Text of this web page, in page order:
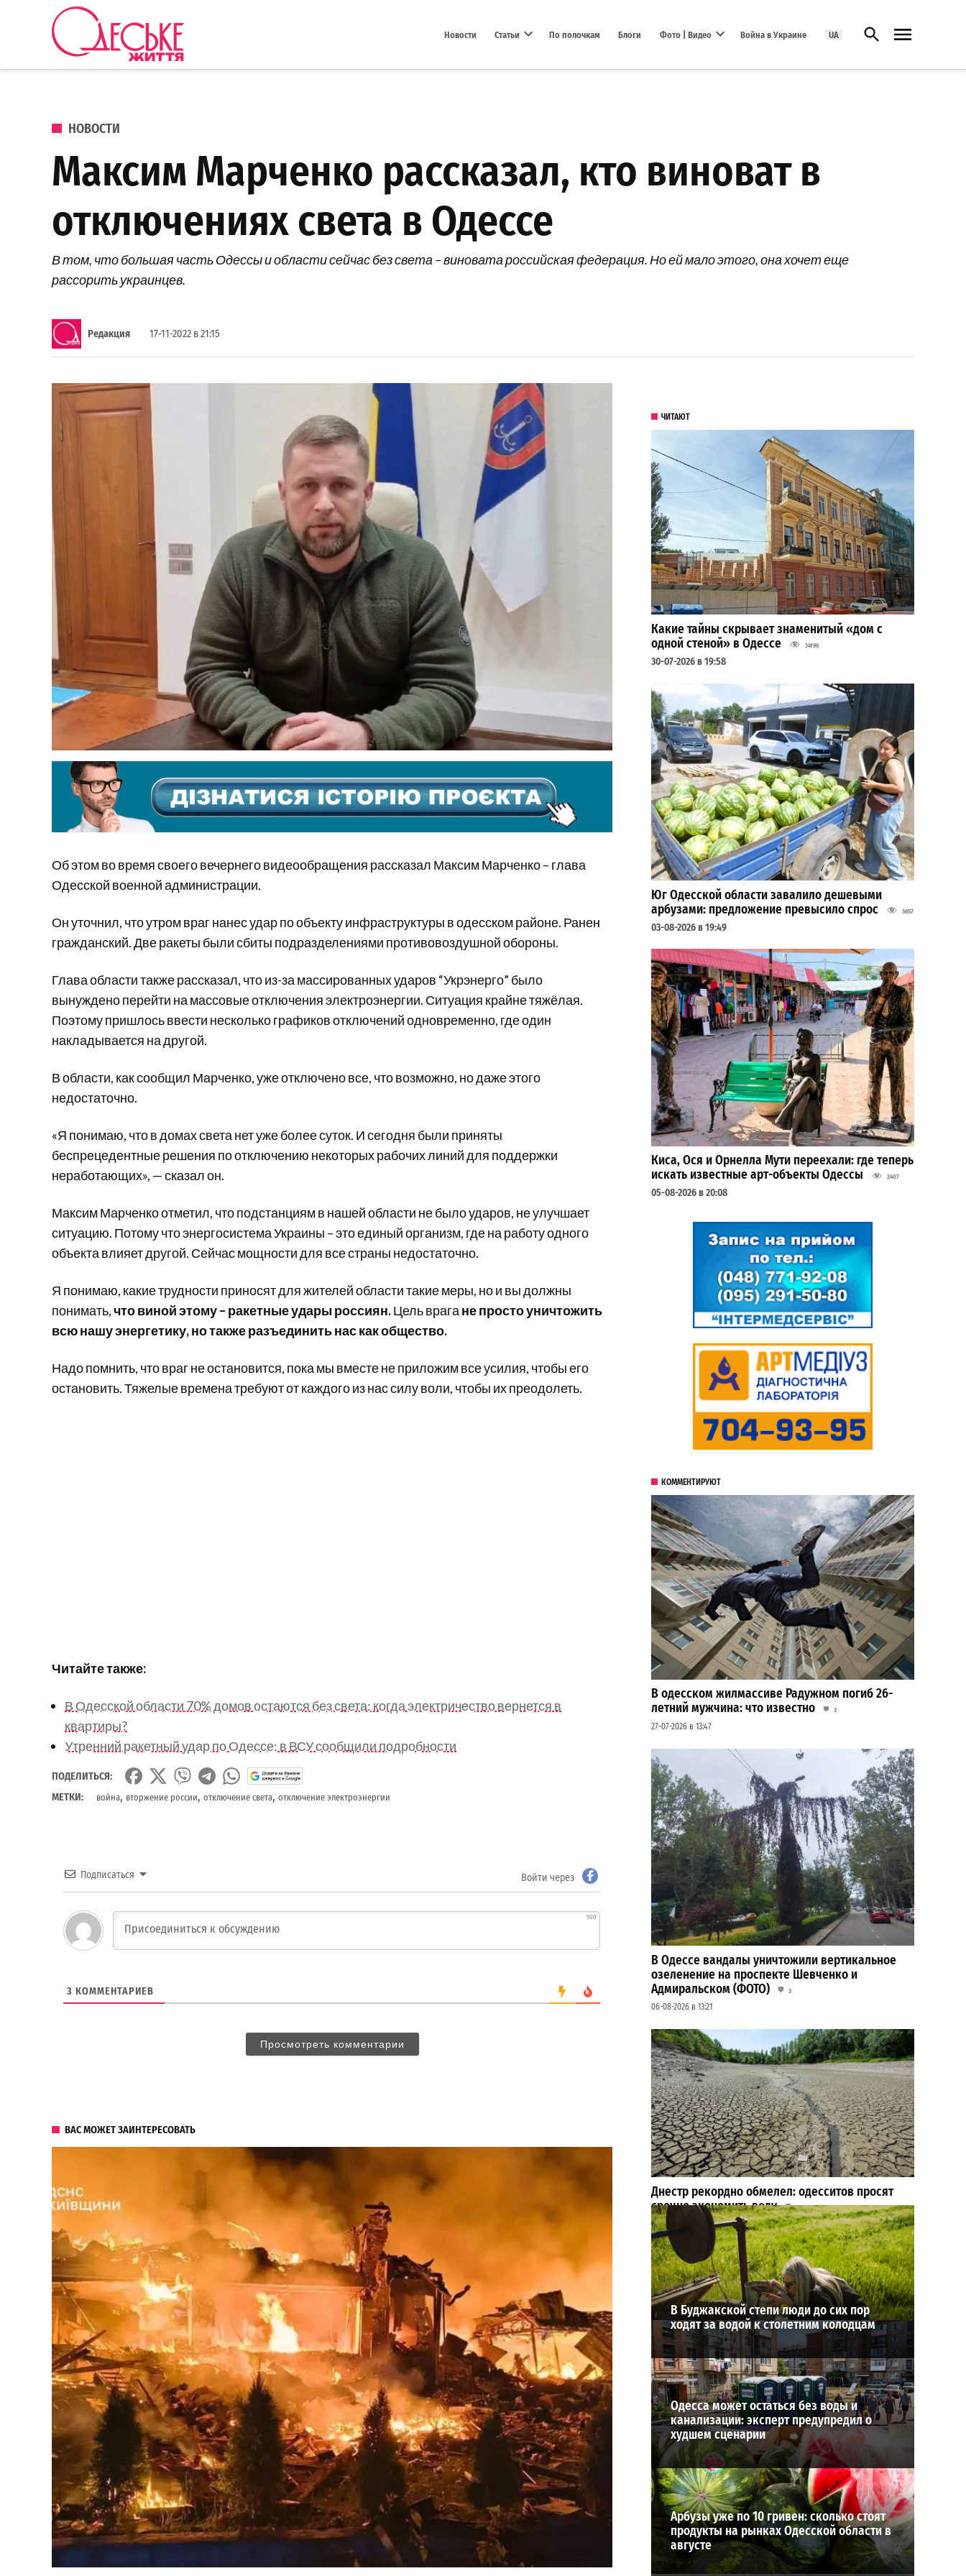
Перейти к содержанию
Новости Статьи По полочкам Блоги Фото | Видео Война в Украине UA Открыть поиск
ОПУБЛИКОВАНО В
НОВОСТИ
Максим Марченко рассказал, кто виноват в
отключениях света в Одессе
В том, что большая часть Одессы и области сейчас без света – виновата российская федерация. Но ей мало этого, она хочет еще
рассорить украинцев.
Редакция 17-11-2022 в 21:15
Об этом во время своего вечернего видеообращения рассказал Максим Марченко – глава
Одесской военной администрации.
Он уточнил, что утром враг нанес удар по объекту инфраструктуры в одесском районе. Ранен
гражданский. Две ракеты были сбиты подразделениями противовоздушной обороны.
Глава области также рассказал, что из-за массированных ударов “Укрэнерго” было
вынуждено перейти на массовые отключения электроэнергии. Ситуация крайне тяжёлая.
Поэтому пришлось ввести несколько графиков отключений одновременно, где один
накладывается на другой.
В области, как сообщил Марченко, уже отключено все, что возможно, но даже этого
недостаточно.
«Я понимаю, что в домах света нет уже более суток. И сегодня были приняты
беспрецедентные решения по отключению некоторых рабочих линий для поддержки
неработающих», — сказал он.
Максим Марченко отметил, что подстанциям в нашей области не было ударов, не улучшает
ситуацию. Потому что энергосистема Украины – это единый организм, где на работу одного
объекта влияет другой. Сейчас мощности для все страны недостаточно.
Я понимаю, какие трудности приносят для жителей области такие меры, но и вы должны
понимать,что виной этому – ракетные удары россиян.Цель врагане просто уничтожить
всю нашу энергетику, но также разъединить нас как общество.
Надо помнить, что враг не остановится, пока мы вместе не приложим все усилия, чтобы его
остановить. Тяжелые времена требуют от каждого из нас силу воли, чтобы их преодолеть.
Читайте также:
В Одесской области 70% домов остаются без света: когда электричество вернется в
квартиры?
Утренний ракетный удар по Одессе: в ВСУ сообщили подробности
ПОДЕЛИТЬСЯ:
МЕТКИ:
война, вторжение россии, отключение света, отключение электроэнергии
Подписаться Войти через
500
3 КОММЕНТАРИЕВ
Просмотреть комментарии
ВАС МОЖЕТ ЗАИНТЕРЕСОВАТЬ
ЧИТАЮТ
Какие тайны скрывает знаменитый «дом с
одной стеной» в Одессе
34196
30-07-2026 в 19:58
Юг Одесской области завалило дешевыми
арбузами: предложение превысило спрос
3657
03-08-2026 в 19:49
Киса, Ося и Орнелла Мути переехали: где теперь
искать известные арт-объекты Одессы
2407
05-08-2026 в 20:08
КОММЕНТИРУЮТ
В одесском жилмассиве Радужном погиб 26-
летний мужчина: что известно
3
27-07-2026 в 13:47
В Одессе вандалы уничтожили вертикальное
озеленение на проспекте Шевченко и
Адмиральском (ФОТО)
3
06-08-2026 в 13:21
Днестр рекордно обмелел: одесситов просят
срочно экономить воду
2
29-07-2026 в 19:28
ВИБОР РЕДАКЦИИ
В Буджакской степи люди до сих пор
ходят за водой к столетним колодцам
Одесса может остаться без воды и
канализации: эксперт предупредил о
худшем сценарии
Арбузы уже по 10 гривен: сколько стоят
продукты на рынках Одесской области в
августе